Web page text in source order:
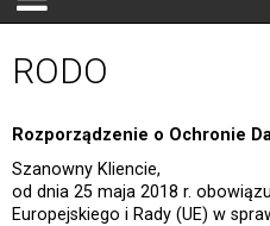
RODO
Rozporządzenie o Ochronie
Szanowny Kliencie,
od dnia 25 maja 2018 r.
Europejskiego i Rady (UE) w